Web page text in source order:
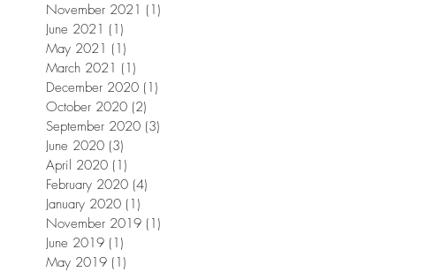
November 2021 (1)
June 2021 (1)
May 2021 (1)
March 2021 (1)
December 2020 (1)
October 2020 (2)
September 2020 (3)
June 2020 (3)
April 2020 (1)
February 2020 (4)
January 2020 (1)
November 2019 (1)
June 2019 (1)
May 2019 (1)